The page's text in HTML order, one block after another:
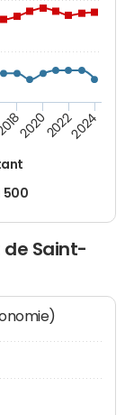
500
202020222024
Saint-